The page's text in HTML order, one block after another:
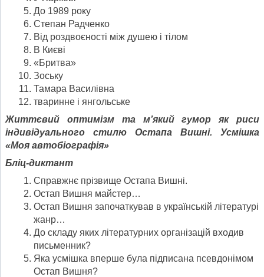
До 1989 року
Степан Радченко
Від роздвоєності між душею і тілом
В Києві
«Бритва»
Зоську
Тамара Василівна
тваринне і янгольське
Життєвий оптимізм та м’який гумор як риси
індивідуального стилю Остапа Вишні. Усмішка
«Моя автобіографія»
Бліц-диктант
Справжнє прізвище Остапа Вишні.
Остап Вишня майстер…
Остап Вишня започаткував в українській літературі
жанр…
До складу яких літературних організацій входив
письменник?
Яка усмішка вперше була підписана псевдонімом
Остап Вишня?